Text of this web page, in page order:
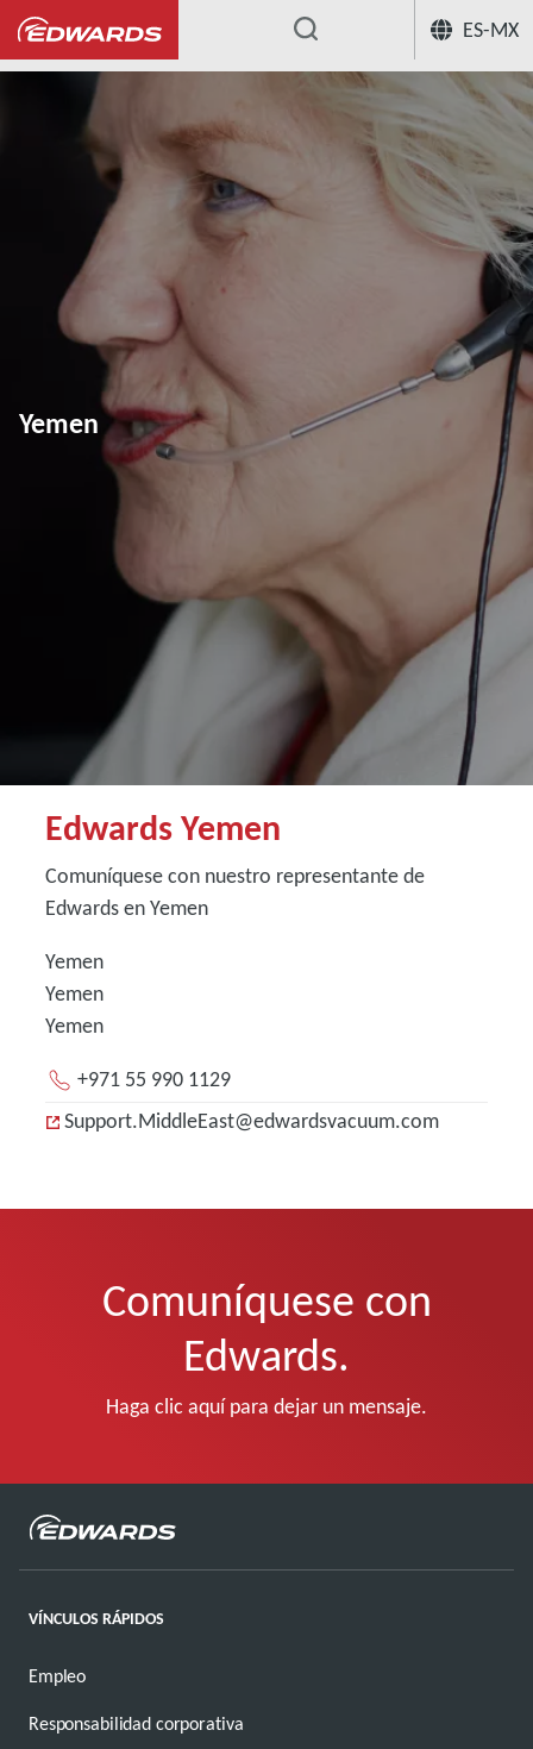
ES-MX
...
Yemen
Edwards Yemen
Comuníquese con nuestro representante de
Edwards en Yemen
Yemen
Yemen
Yemen
+971 55 990 1129
Support.MiddleEast@edwardsvacuum.com
Comuníquese con
Edwards.
Haga clic aquí para dejar un mensaje.
VÍNCULOS RÁPIDOS
Empleo
Responsabilidad corporativa